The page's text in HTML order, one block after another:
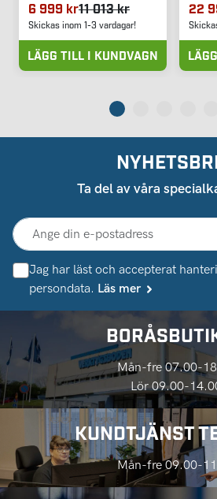
6 999 kr11 013 kr
Skickas inom 1-3 vardagar!
LÄGG TILL I KUNDVAGN
22
Ta del av våra
Jag har läst och accepterat
persondata. Läs mer
Mån-fre 07.00-
Lör 09.00-
KUNDTJÄNST
Mån-fre 09.00-